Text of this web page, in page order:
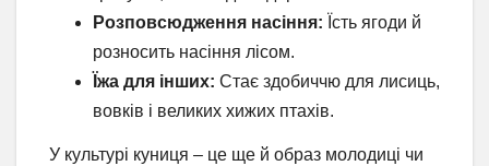
Розповсюдження насіння: Їсть ягоди й
розносить насіння лісом.
Їжа для інших: Стає здобиччю для лисиць,
вовків і великих хижих птахів.
У культурі куниця – це ще й образ молодиці чи